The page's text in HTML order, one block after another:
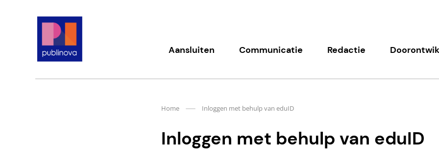
Publinova.nl Aansluiten Communicatie Redactie
Home Inloggen met behulp van eduID
Inloggen met behulp van eduID